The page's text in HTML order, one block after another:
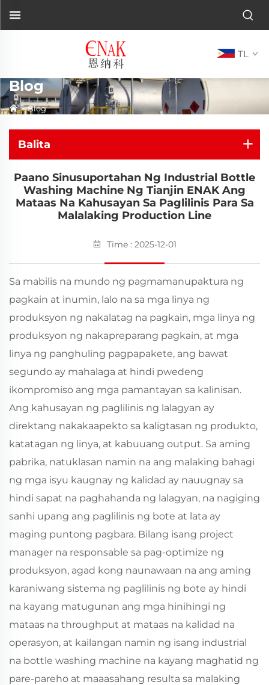
TL
Blog
>Blog
Balita
Paano Sinusuportahan Ng Industrial Bottle
Washing Machine Ng Tianjin ENAK Ang
Mataas Na Kahusayan Sa Paglilinis Para Sa
Malalaking Production Line
Time : 2025-12-01
Sa mabilis na mundo ng pagmamanupaktura ng
pagkain at inumin, lalo na sa mga linya ng
produksyon ng nakalatag na pagkain, mga linya ng
produksyon ng nakapreparang pagkain, at mga
linya ng panghuling pagpapakete, ang bawat
segundo ay mahalaga at hindi pwedeng
ikompromiso ang mga pamantayan sa kalinisan.
Ang kahusayan ng paglilinis ng lalagyan ay
direktang nakakaapekto sa kaligtasan ng produkto,
katatagan ng linya, at kabuuang output. Sa aming
pabrika, natuklasan namin na ang malaking bahagi
ng mga isyu kaugnay ng kalidad ay nauugnay sa
hindi sapat na paghahanda ng lalagyan, na nagiging
sanhi upang ang paglilinis ng bote at lata ay
maging puntong pagbara. Bilang isang project
manager na responsable sa pag-optimize ng
produksyon, agad kong naunawaan na ang aming
karaniwang sistema ng paglilinis ng bote ay hindi
na kayang matugunan ang mga hinihingi ng
mataas na throughput at mataas na kalidad na
operasyon, at kailangan namin ng isang industrial
na bottle washing machine na kayang maghatid ng
pare-pareho at maaasahang resulta sa malaking